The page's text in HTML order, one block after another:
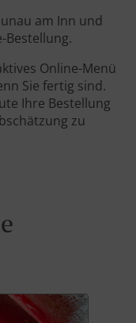
am Inn und
Bestellung.
Online-Menü
Sie fertig sind.
Ihre Bestellung
zu